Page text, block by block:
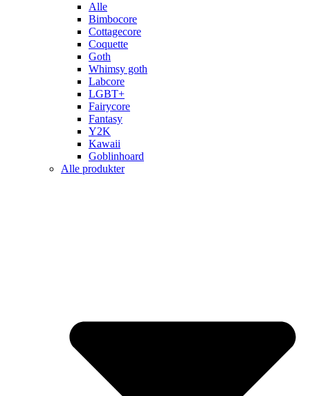
Alle
Bimbocore
Cottagecore
Coquette
Goth
Whimsy goth
Labcore
LGBT+
Fairycore
Fantasy
Y2K
Kawaii
Goblinhoard
Alle produkter